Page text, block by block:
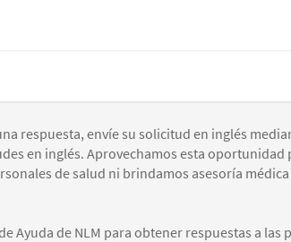
respuesta, envíe su solicitud en inglés
en inglés. Aprovechamos esta oportunidad
de salud ni brindamos asesoría médica
Ayuda de NLM para obtener respuestas a las